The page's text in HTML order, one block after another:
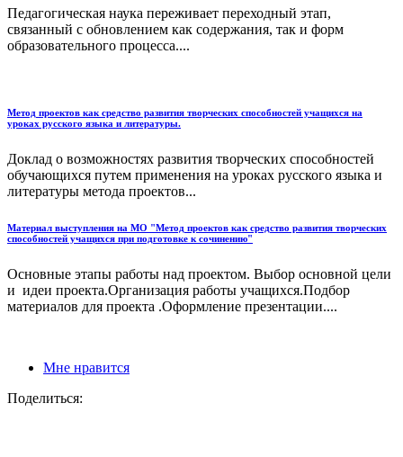
Педагогическая наука переживает переходный этап,
связанный с обновлением как содержания, так и форм
образовательного процесса....
Метод проектов как средство развития творческих способностей учащихся на
уроках русского языка и литературы.
Доклад о возможностях развития творческих способностей
обучающихся путем применения на уроках русского языка и
литературы метода проектов...
Материал выступления на МО "Метод проектов как средство развития творческих
способностей учащихся при подготовке к сочинению"
Основные этапы работы над проектом. Выбор основной цели
и идеи проекта.Организация работы учащихся.Подбор
материалов для проекта .Оформление презентации....
Мне нравится
Поделиться: